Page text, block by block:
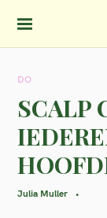
DO
SCALP
Julia Muller